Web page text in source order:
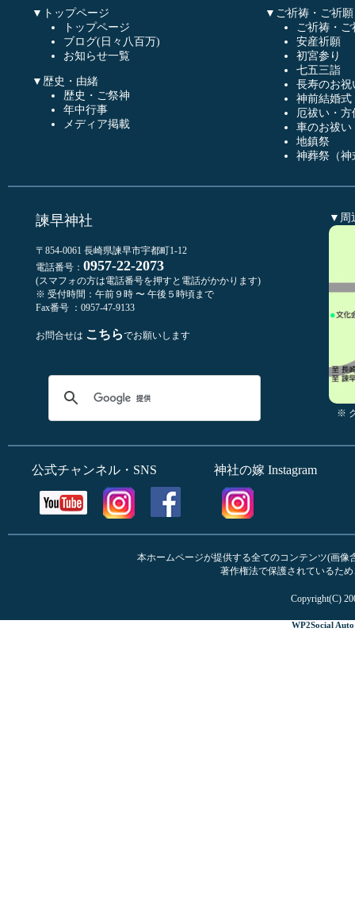
▼トップページ
トップページ
ブログ(日々八百万)
お知らせ一覧
▼歴史・由緒
歴史・ご祭神
年中行事
メディア掲載
▼ご祈祷・ご祈願
ご祈祷・ご
安産祈願
初宮参り
七五三詣
長寿のお祝
神前結婚式
厄祓い・方
車のお祓い
地鎮祭
神葬祭（神
諫早神社
〒854-0061 長崎県諫早市宇都町1-12
電話番号： 0957-22-2073
(スマフォの方は電話番号を押すと電話がかかります)
※ 受付時間：午前９時 〜 午後５時頃まで
Fax番号 ：0957-47-9133
お問合せは こちらでお願いします
▼周
※
公式チャンネル・SNS 神社の嫁 Instagram
本ホームページが提供する全てのコンテンツ(画
著作権法で保護されているた
Copyright(C)
WP2Social